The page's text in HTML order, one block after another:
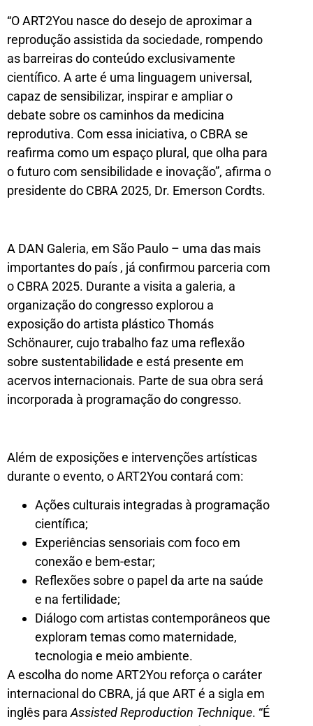
“O ART2You nasce do desejo de aproximar a
reprodução assistida da sociedade, rompendo
as barreiras do conteúdo exclusivamente
científico. A arte é uma linguagem universal,
capaz de sensibilizar, inspirar e ampliar o
debate sobre os caminhos da medicina
reprodutiva. Com essa iniciativa, o CBRA se
reafirma como um espaço plural, que olha para
o futuro com sensibilidade e inovação”, afirma o
presidente do CBRA 2025, Dr. Emerson Cordts.
A DAN Galeria, em São Paulo – uma das mais
importantes do país , já confirmou parceria com
o CBRA 2025. Durante a visita a galeria, a
organização do congresso explorou a
exposição do artista plástico Thomás
Schönaurer, cujo trabalho faz uma reflexão
sobre sustentabilidade e está presente em
acervos internacionais. Parte de sua obra será
incorporada à programação do congresso.
Além de exposições e intervenções artísticas
durante o evento, o ART2You contará com:
Ações culturais integradas à programação
científica;
Experiências sensoriais com foco em
conexão e bem-estar;
Reflexões sobre o papel da arte na saúde
e na fertilidade;
Diálogo com artistas contemporâneos que
exploram temas como maternidade,
tecnologia e meio ambiente.
A escolha do nome ART2You reforça o caráter
internacional do CBRA, já que ART é a sigla em
inglês paraAssisted Reproduction Technique. “É